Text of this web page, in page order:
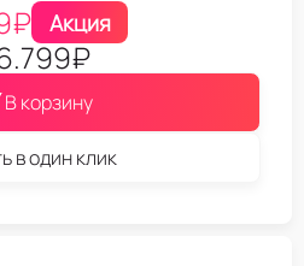
₽ Акция
₽
В корзину
в один клик